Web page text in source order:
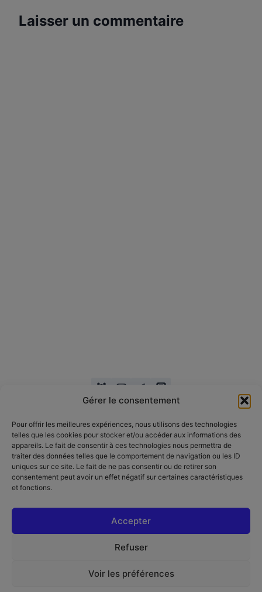
Gérer le consentement
Pour offrir les meilleures expériences, nous utilisons des technologies
telles que les cookies pour stocker et/ou accéder aux informations des
appareils. Le fait de consentir à ces technologies nous permettra de
traiter des données telles que le comportement de navigation ou les ID
uniques sur ce site. Le fait de ne pas consentir ou de retirer son
consentement peut avoir un effet négatif sur certaines caractéristiques
et fonctions.
Accepter
Refuser
Voir les préférences
Laisser un commentaire
Copyright